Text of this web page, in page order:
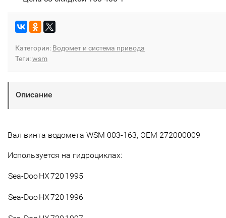
Категория: Водомет и система привода
Теги:wsm
Описание
Вал винта водомета WSM 003-163, OEM 272000009
Используется на гидроциклах:
Sea-DooHX720 1995
Sea-DooHX720 1996